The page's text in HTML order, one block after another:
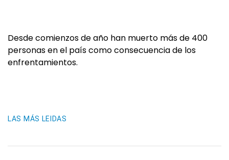
Desde comienzos de año han muerto más de 400
personas en el país como consecuencia de los
enfrentamientos.
LAS MÁS LEIDAS